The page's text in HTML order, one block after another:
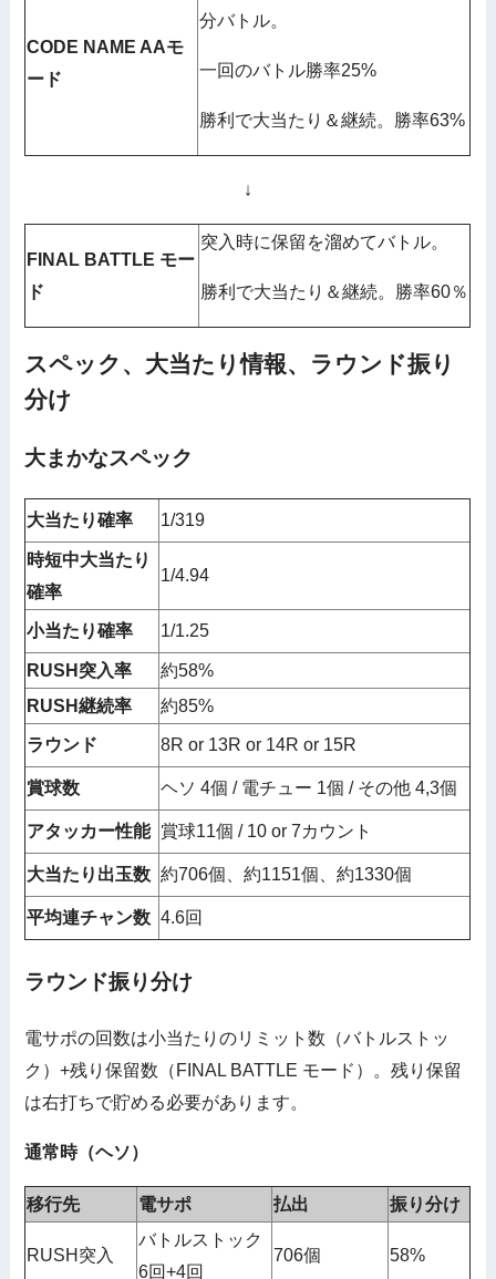
CODE NAME AAモ
ード
分バトル。
一回のバトル勝率25%
勝利で大当たり＆継続。勝率63%
↓
FINAL BATTLE モー
ド
突入時に保留を溜めてバトル。
勝利で大当たり＆継続。勝率60％
スペック、大当たり情報、ラウンド振り
分け
大まかなスペック
大当たり確率 1/319
時短中大当たり
確率
1/4.94
小当たり確率 1/1.25
RUSH突入率
約58%
RUSH継続率
約85%
ラウンド 8R or 13R or 14R or 15R
賞球数 ヘソ 4個 / 電チュー 1個 / その他 4,3個
アタッカー性能 賞球11個 / 10 or 7カウント
大当たり出玉数 約706個、約1151個、約1330個
平均連チャン数 4.6回
ラウンド振り分け
電サポの回数は小当たりのリミット数（バトルストッ
ク）+残り保留数（FINAL BATTLE モード）。残り保留
は右打ちで貯める必要があります。
通常時（ヘソ）
移行先 電サポ 払出 振り分け
RUSH突入
バトルストック
6回+4回
706個 58%